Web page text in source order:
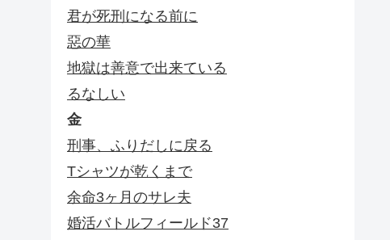
君が死刑になる前に
惡の華
地獄は善意で出来ている
るなしい
金
刑事、ふりだしに戻る
Tシャツが乾くまで
余命3ヶ月のサレ夫
婚活バトルフィールド37